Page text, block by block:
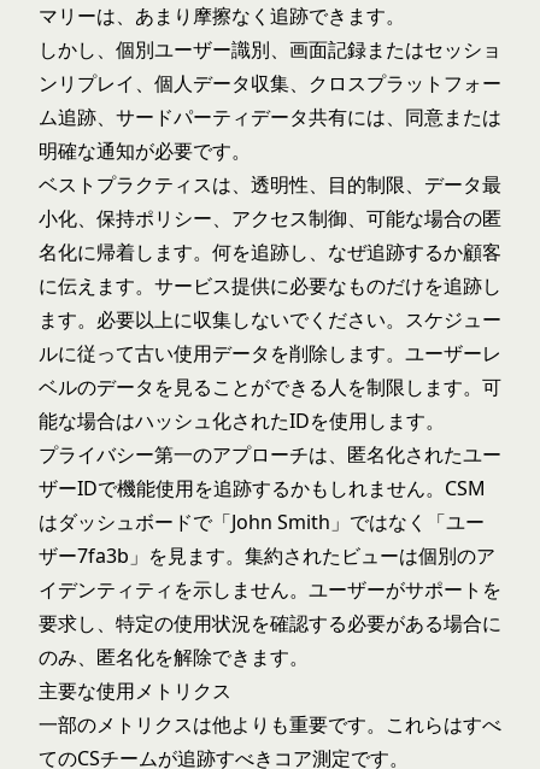
マリーは、あまり摩擦なく追跡できます。
しかし、個別ユーザー識別、画面記録またはセッショ
ンリプレイ、個人データ収集、クロスプラットフォー
ム追跡、サードパーティデータ共有には、同意または
明確な通知が必要です。
ベストプラクティスは、透明性、目的制限、データ最
小化、保持ポリシー、アクセス制御、可能な場合の匿
名化に帰着します。何を追跡し、なぜ追跡するか顧客
に伝えます。サービス提供に必要なものだけを追跡し
ます。必要以上に収集しないでください。スケジュー
ルに従って古い使用データを削除します。ユーザーレ
ベルのデータを見ることができる人を制限します。可
能な場合はハッシュ化されたIDを使用します。
プライバシー第一のアプローチは、匿名化されたユー
ザーIDで機能使用を追跡するかもしれません。CSM
はダッシュボードで「John Smith」ではなく「ユー
ザー7fa3b」を見ます。集約されたビューは個別のア
イデンティティを示しません。ユーザーがサポートを
要求し、特定の使用状況を確認する必要がある場合に
のみ、匿名化を解除できます。
主要な使用メトリクス
一部のメトリクスは他よりも重要です。これらはすべ
てのCSチームが追跡すべきコア測定です。